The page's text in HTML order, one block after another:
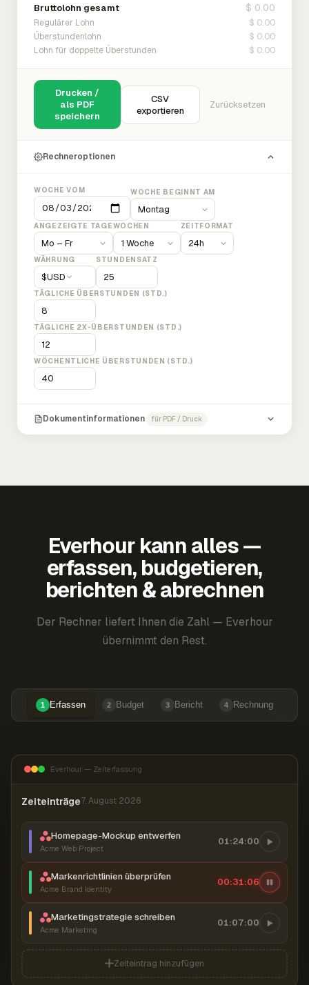
Bruttolohn gesamt $ 0.00
Regulärer Lohn $ 0.00
Überstundenlohn $ 0.00
Lohn für doppelte Überstunden $ 0.00
Drucken /
als PDF
speichern
CSV
exportieren
Zurücksetzen
Rechneroptionen
WOCHE VOM WOCHE BEGINNT AM
ANGEZEIGTE TAGEWOCHEN ZEITFORMAT
WÄHRUNG
$USD
STUNDENSATZ
TÄGLICHE ÜBERSTUNDEN (STD.)
TÄGLICHE 2X-ÜBERSTUNDEN (STD.)
WÖCHENTLICHE ÜBERSTUNDEN (STD.)
Dokumentinformationen für PDF / Druck
Everhour kann alles —
erfassen, budgetieren,
berichten & abrechnen
Der Rechner liefert Ihnen die Zahl — Everhour
übernimmt den Rest.
1 Erfassen 2 Budget 3 Bericht 4 Rechnung
Everhour — Zeiterfassung
Zeiteinträge7. August 2026
Homepage-Mockup entwerfen
Acme Web Project
01:24:00
Markenrichtlinien überprüfen
Acme Brand Identity
00:31:07
Marketingstrategie schreiben
Acme Marketing
01:07:00
Zeiteintrag hinzufügen